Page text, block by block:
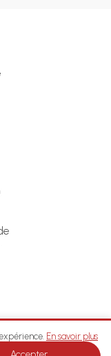
En savoir plus